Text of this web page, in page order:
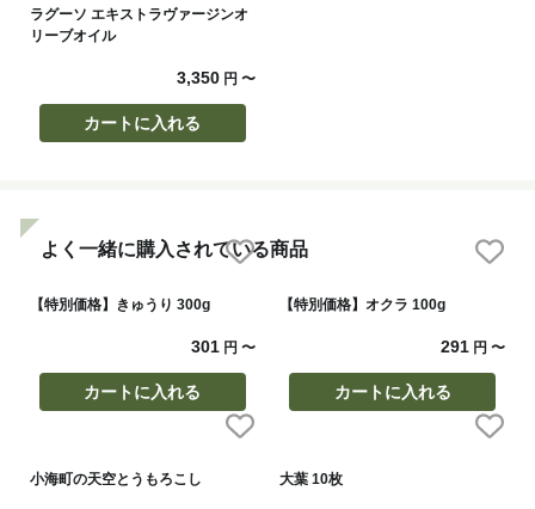
ラグーソ エキストラヴァージンオ
リーブオイル
3,350円 〜
カートに入れる
よく一緒に購入されている商品
【特別価格】きゅうり 300g
301円 〜
カートに入れる
【特別価格】オクラ 100g
291 円〜
カートに入れる
小海町の天空とうもろこし 大葉 10枚